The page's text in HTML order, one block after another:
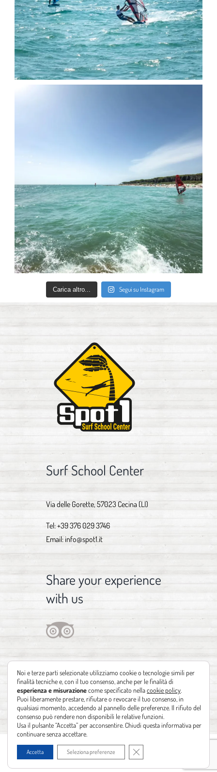
Carica altro... Segui su Instagram
Surf School Center
Via delle Gorette, 57023 Cecina (LI)
Tel:+39 376 029 3746
Email: info@spot1.it
Share your experience
with us
Copyright 2012 - 2021 | Design by Identità Creative| Powered by
siti web Leonardo Barni
Noi e terze parti selezionate utilizziamo cookie o tecnologie simili per
finalità tecniche e, con il tuo consenso, anche per le finalità di
esperienza e misurazionecome specificato nellacookie policy
Puoi liberamente prestare, rifiutare o revocare il tuo consenso, in
qualsiasi momento, accedendo al pannello delle preferenze. Il rifiuto del
consenso può rendere non disponibili le relative funzioni.
Usa il pulsante “Accetta” per acconsentire. Chiudi questa informativa per
continuare senza accettare.
Accetta Seleziona preferenze Close GDPR Cookie Banner